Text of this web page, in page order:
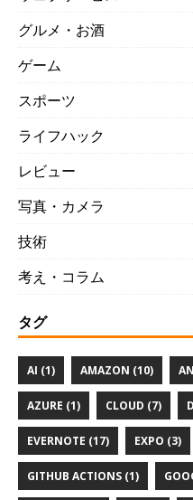
グルメ・お酒
ゲーム
スポーツ
ライフハック
レビュー
写真・カメラ
技術
考え・コラム
タグ
AI (1) AMAZON (10)
AZURE (1) CLOUD (7)
EVERNOTE (17) EXPO (3)
GITHUB ACTIONS (1)